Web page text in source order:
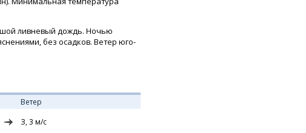
ливневый дождь. Ночью
без осадков. Ветер юго-
Ветер
З, 3 м/с